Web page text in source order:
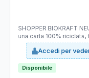
SHOPPER BIOKRAFT
una carta 100%
selezionati di altissima
prodotto e di
COMPOSTABILE.
da 140gr.
Accedi per
Disponibile